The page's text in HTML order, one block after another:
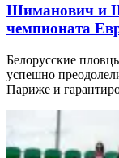
Шиманович и
чемпионата
Белорусские
успешно
Париже и